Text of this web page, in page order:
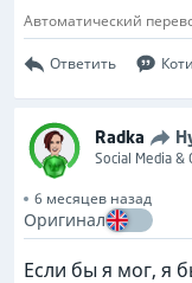
Автоматический
Ответить
Radka
Social Media
6 месяцев назад
Оригинал
Если бы я мог, я